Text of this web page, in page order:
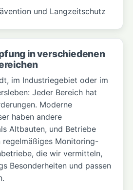
und Langzeitschutz
in verschiedenen
im Industriegebiet oder im
Jeder Bereich hat
Moderne
haben andere
Altbauten, und Betriebe
Monitoring-
die wir vermitteln,
Besonderheiten und passen